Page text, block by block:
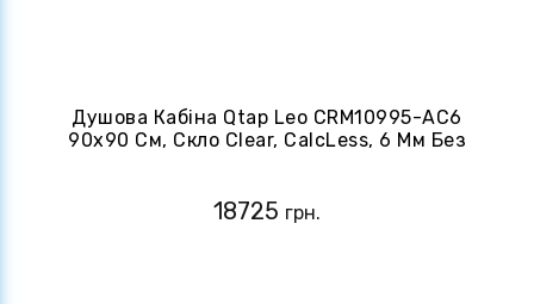
Душова Кабіна Qtap Leo CRM10995-AC6
90х90 См, Скло Clear, CalcLess, 6 Мм Без
18725 грн.